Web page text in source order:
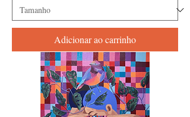
Adicionar ao carrinho